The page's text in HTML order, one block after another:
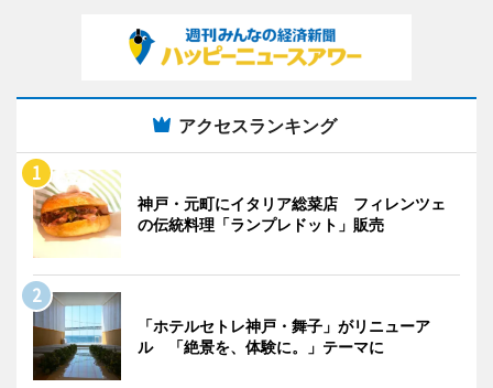
アクセスランキング
神戸・元町にイタリア総菜店 フィレンツェ
の伝統料理「ランプレドット」販売
「ホテルセトレ神戸・舞子」がリニューア
ル 「絶景を、体験に。」テーマに